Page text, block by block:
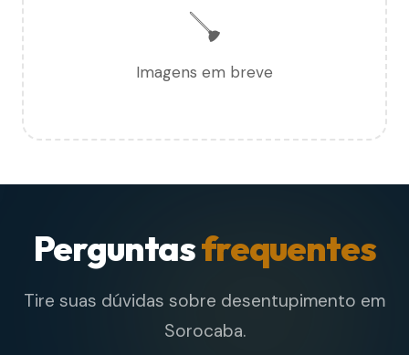
🪠
Imagens em breve
Perguntasfrequentes
Tire suas dúvidas sobre desentupimento em
Sorocaba.